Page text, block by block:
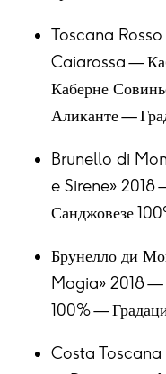
Toscana
Caiarossa —
Каберне
Аликанте —
Brunello di
e Sirene»
Санджовезе
Брунелло ди
Magia» 2018 —
100% —
Costa Toscana